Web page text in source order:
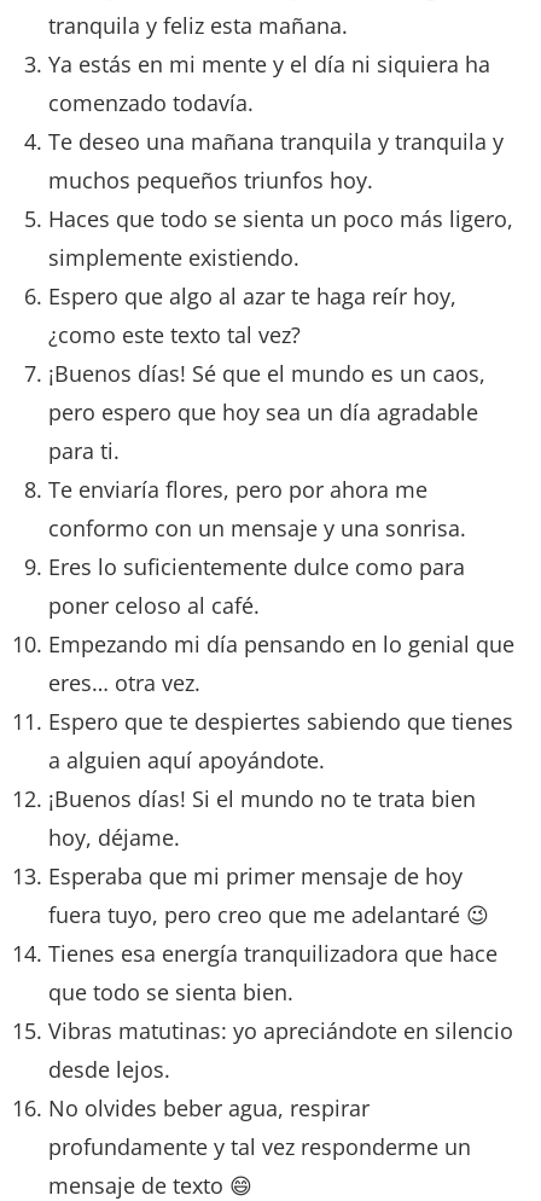
tranquila y feliz esta mañana.
Ya estás en mi mente y el día ni siquiera ha
comenzado todavía.
Te deseo una mañana tranquila y tranquila y
muchos pequeños triunfos hoy.
Haces que todo se sienta un poco más ligero,
simplemente existiendo.
Espero que algo al azar te haga reír hoy,
¿como este texto tal vez?
¡Buenos días! Sé que el mundo es un caos,
pero espero que hoy sea un día agradable
para ti.
Te enviaría flores, pero por ahora me
conformo con un mensaje y una sonrisa.
Eres lo suficientemente dulce como para
poner celoso al café.
Empezando mi día pensando en lo genial que
eres… otra vez.
Espero que te despiertes sabiendo que tienes
a alguien aquí apoyándote.
¡Buenos días! Si el mundo no te trata bien
hoy, déjame.
Esperaba que mi primer mensaje de hoy
fuera tuyo, pero creo que me adelantaré 😉
Tienes esa energía tranquilizadora que hace
que todo se sienta bien.
Vibras matutinas: yo apreciándote en silencio
desde lejos.
No olvides beber agua, respirar
profundamente y tal vez responderme un
mensaje de texto 😄